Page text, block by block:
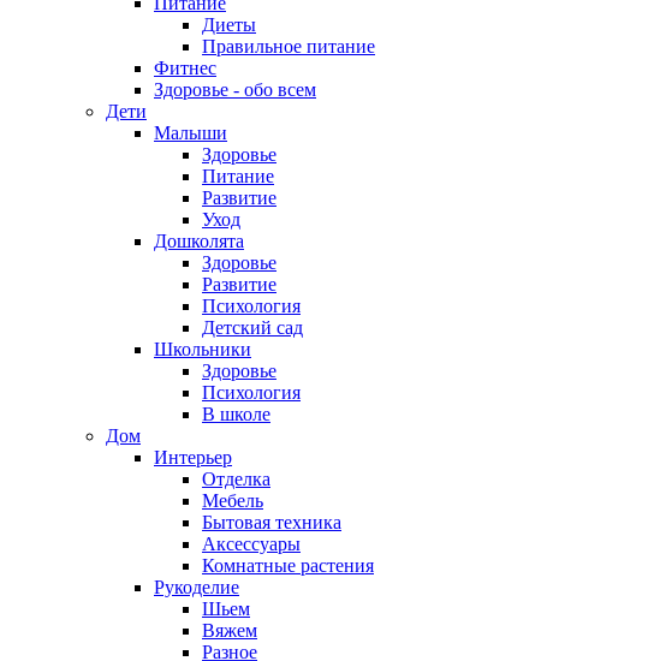
Диеты
Правильное питание
Фитнес
Здоровье - обо всем
Дети
Малыши
Здоровье
Питание
Развитие
Уход
Дошколята
Здоровье
Развитие
Психология
Детский сад
Школьники
Здоровье
Психология
В школе
Дом
Интерьер
Отделка
Мебель
Бытовая техника
Аксессуары
Комнатные растения
Рукоделие
Шьем
Вяжем
Разное